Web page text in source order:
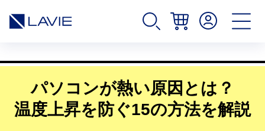
パソコンが熱い原因とは？
温度上昇を防ぐ15の方法を解説